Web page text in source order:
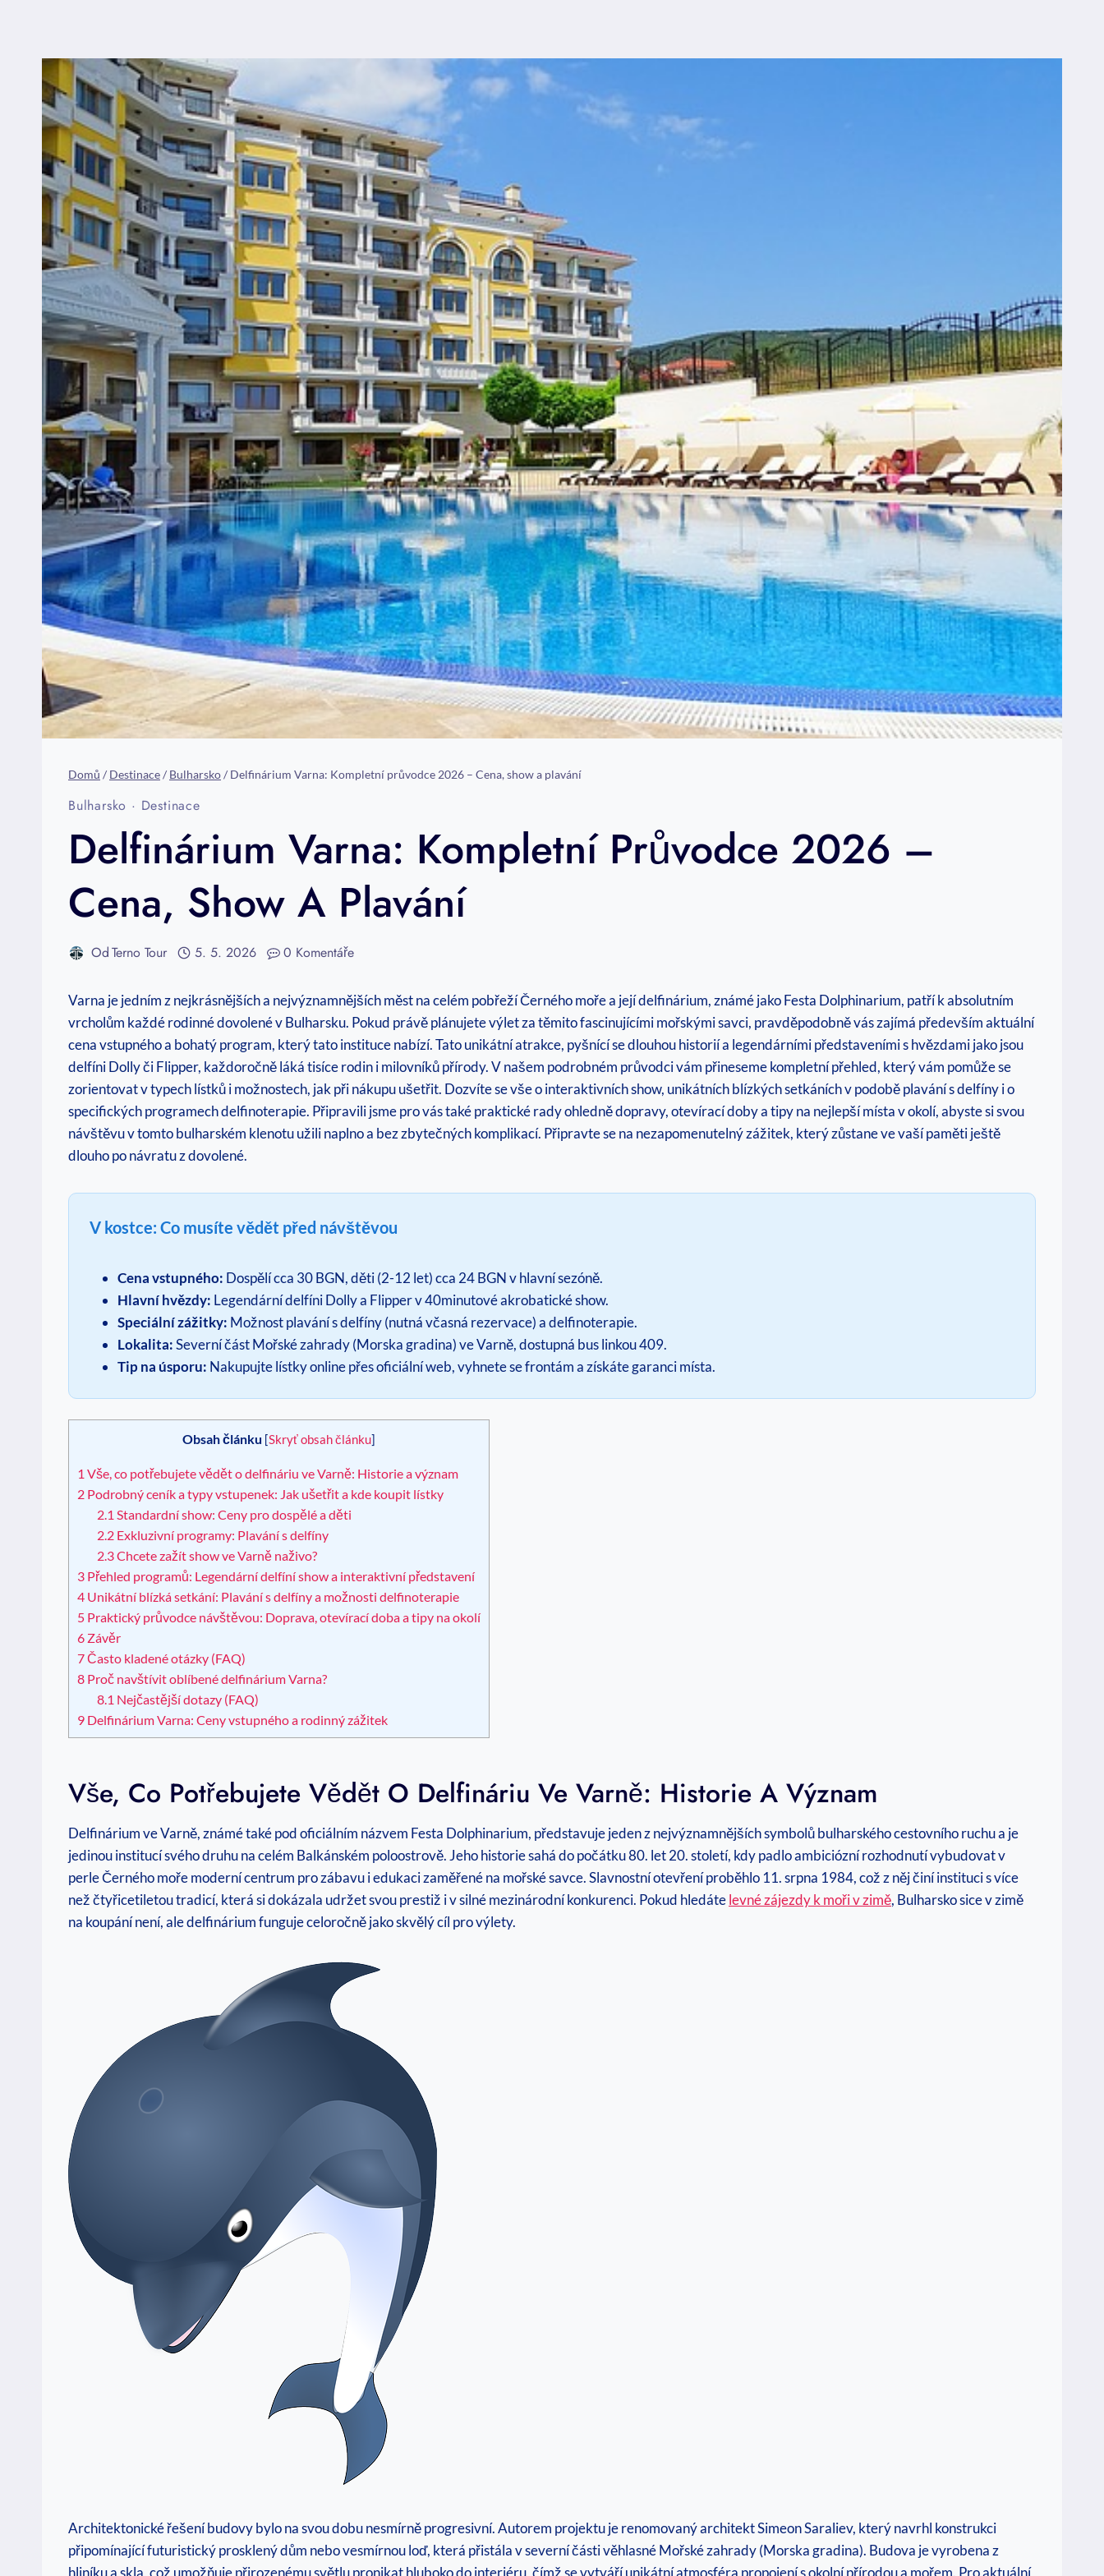
Domů / Destinace/ Bulharsko/ Delfinárium Varna: Kompletní průvodce 2026 – Cena, show a plavání
Bulharsko · Destinace
Delfinárium Varna: Kompletní Průvodce 2026 –
Cena, Show A Plavání
OdTerno Tour 5. 5. 2026 0 Komentáře
Varna je jedním z nejkrásnějších a nejvýznamnějších měst na celém pobřeží Černého moře a její delfinárium, známé jako Festa Dolphinarium, patří k absolutním
vrcholům každé rodinné dovolené v Bulharsku. Pokud právě plánujete výlet za těmito fascinujícími mořskými savci, pravděpodobně vás zajímá především aktuální
cena vstupného a bohatý program, který tato instituce nabízí. Tato unikátní atrakce, pyšnící se dlouhou historií a legendárními představeními s hvězdami jako jsou
delfíni Dolly či Flipper, každoročně láká tisíce rodin i milovníků přírody. V našem podrobném průvodci vám přineseme kompletní přehled, který vám pomůže se
zorientovat v typech lístků i možnostech, jak při nákupu ušetřit. Dozvíte se vše o interaktivních show, unikátních blízkých setkáních v podobě plavání s delfíny i o
specifických programech delfinoterapie. Připravili jsme pro vás také praktické rady ohledně dopravy, otevírací doby a tipy na nejlepší místa v okolí, abyste si svou
návštěvu v tomto bulharském klenotu užili naplno a bez zbytečných komplikací. Připravte se na nezapomenutelný zážitek, který zůstane ve vaší paměti ještě
dlouho po návratu z dovolené.
V kostce: Co musíte vědět před návštěvou
Cena vstupného: Dospělí cca 30 BGN, děti (2-12 let) cca 24 BGN v hlavní sezóně.
Hlavní hvězdy: Legendární delfíni Dolly a Flipper v 40minutové akrobatické show.
Speciální zážitky: Možnost plavání s delfíny (nutná včasná rezervace) a delfinoterapie.
Lokalita:Severní část Mořské zahrady (Morska gradina) ve Varně, dostupná bus linkou 409.
Tip na úsporu: Nakupujte lístky online přes oficiální web, vyhnete se frontám a získáte garanci místa.
Obsah článku [Skryť obsah článku]
1 Vše, co potřebujete vědět o delfináriu ve Varně: Historie a význam
2 Podrobný ceník a typy vstupenek: Jak ušetřit a kde koupit lístky
2.1 Standardní show: Ceny pro dospělé a děti
2.2 Exkluzivní programy: Plavání s delfíny
2.3Chcete zažít show ve Varně naživo?
3 Přehled programů: Legendární delfíní show a interaktivní představení
4 Unikátní blízká setkání: Plavání s delfíny a možnosti delfinoterapie
5 Praktický průvodce návštěvou: Doprava, otevírací doba a tipy na okolí
6 Závěr
7Často kladené otázky (FAQ)
8 Proč navštívit oblíbené delfinárium Varna?
8.1 Nejčastější dotazy (FAQ)
9 Delfinárium Varna: Ceny vstupného a rodinný zážitek
Vše, Co Potřebujete Vědět O Delfináriu Ve Varně: Historie A Význam
Delfinárium ve Varně, známé také pod oficiálním názvem Festa Dolphinarium, představuje jeden z nejvýznamnějších symbolů bulharského cestovního ruchu a je
jedinou institucí svého druhu na celém Balkánském poloostrově. Jeho historie sahá do počátku 80. let 20. století, kdy padlo ambiciózní rozhodnutí vybudovat v
perle Černého moře moderní centrum pro zábavu i edukaci zaměřené na mořské savce. Slavnostní otevření proběhlo 11. srpna 1984, což z něj činí instituci s více
než čtyřicetiletou tradicí, která si dokázala udržet svou prestiž i v silné mezinárodní konkurenci. Pokud hledátelevné zájezdy k moři v zimě, Bulharsko sice v zimě
na koupání není, ale delfinárium funguje celoročně jako skvělý cíl pro výlety.
Architektonické řešení budovy bylo na svou dobu nesmírně progresivní. Autorem projektu je renomovaný architekt Simeon Saraliev, který navrhl konstrukci
připomínající futuristický prosklený dům nebo vesmírnou loď, která přistála v severní části věhlasné Mořské zahrady (Morska gradina). Budova je vyrobena z